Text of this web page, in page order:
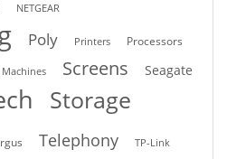
NETGEAR
Poly Printers Processors
Screens Seagate
Storage
Telephony TP-Link